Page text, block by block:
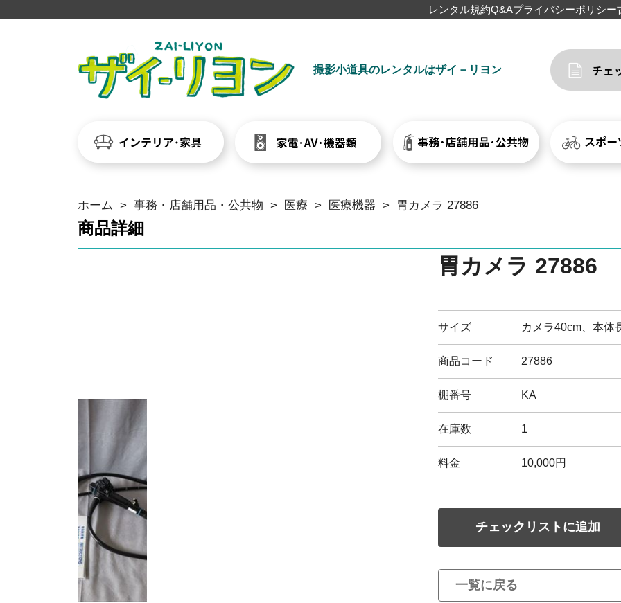
レンタル規約Q&Aプライバシーポリシー
撮影小道具のレンタルはザイ－リヨン
ホーム > 事務・店舗用品・公共物 > 医療 > 医療機器 > 胃カメラ 27886
商品詳細
胃カメラ 27886
サイズ カメラ40cm、本体
商品コード 27886
棚番号 KA
在庫数 1
料金 10,000円
チェックリストに追加
一覧に戻る